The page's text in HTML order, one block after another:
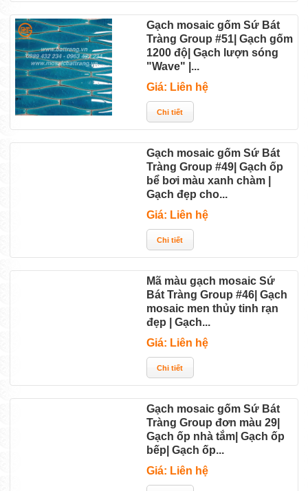
Gạch mosaic gốm Sứ Bát
Tràng Group #51| Gạch gốm
1200 độ| Gạch lượn sóng
"Wave" |...
Giá: Liên hệ
Gạch mosaic gốm Sứ Bát
Tràng Group #49| Gạch ốp
bể bơi màu xanh chàm |
Gạch đẹp cho...
Giá: Liên hệ
Mã màu gạch mosaic Sứ
Bát Tràng Group #46| Gạch
mosaic men thủy tinh rạn
đẹp | Gạch...
Giá: Liên hệ
Gạch mosaic gốm Sứ Bát
Tràng Group đơn màu 29|
Gạch ốp nhà tắm| Gạch ốp
bếp| Gạch ốp...
Giá: Liên hệ